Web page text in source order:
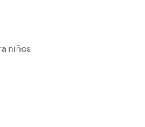
niños